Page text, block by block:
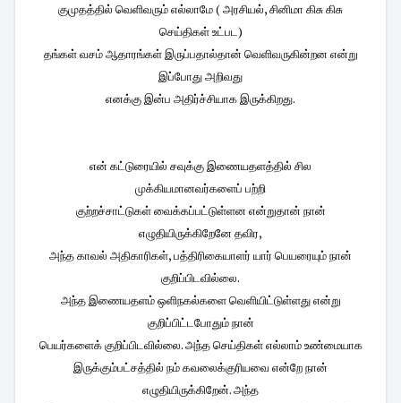
குமுதத்தில் வெளிவரும் எல்லாமே ( அரசியல், சினிமா கிசு கிசு
செய்திகள் உட்பட)
தங்கள் வசம் ஆதாரங்கள் இருப்பதால்தான் வெளிவருகின்றன என்று
இப்போது அறிவது
எனக்கு இன்ப அதிர்ச்சியாக இருக்கிறது.
என் கட்டுரையில் சவுக்கு இணையதளத்தில் சில
முக்கியமானவர்களைப் பற்றி
குற்றச்சாட்டுகள் வைக்கப்பட்டுள்ளன என்றுதான் நான்
எழுதியிருக்கிறேனே தவிர,
அந்த காவல் அதிகாரிகள், பத்திரிகையாளர் யார் பெயரையும் நான்
குறிப்பிடவில்லை.
அந்த இணையதளம் ஒளிநகல்களை வெளியிட்டுள்ளது என்று
குறிப்பிட்டபோதும் நான்
பெயர்களைக் குறிப்பிடவில்லை. அந்த செய்திகள் எல்லாம் உண்மையாக
இருக்கும்பட்சத்தில் நம் கவலைக்குரியவை என்றே நான்
எழுதியிருக்கிறேன். அந்த